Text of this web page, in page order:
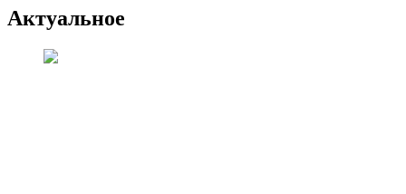
Актуальное